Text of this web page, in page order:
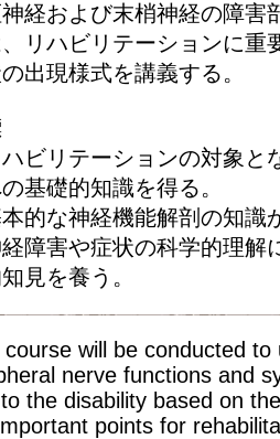
経および末梢神経の障害
リハビリテーションに重
出現様式を講義する。
ビリテーションの対象と
基礎的知識を得る。
的な神経機能解剖の知識
障害や症状の科学的理解
見を養う。
course will be conducted
nerve functions and
the disability based on
points for